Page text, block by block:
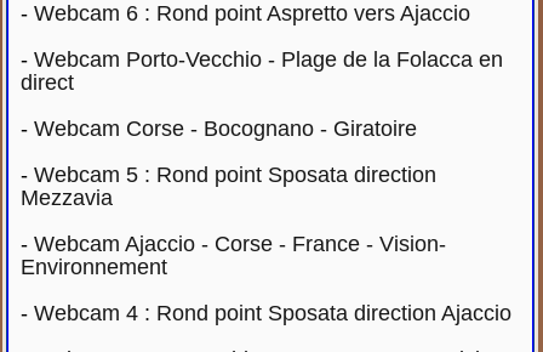
-Webcam 6 : Rond point Aspretto vers Ajaccio
-Webcam Porto-Vecchio - Plage de la Folacca en
direct
-Webcam Corse - Bocognano - Giratoire
-Webcam 5 : Rond point Sposata direction
Mezzavia
-Webcam Ajaccio - Corse - France - Vision-
Environnement
-Webcam 4 : Rond point Sposata direction Ajaccio